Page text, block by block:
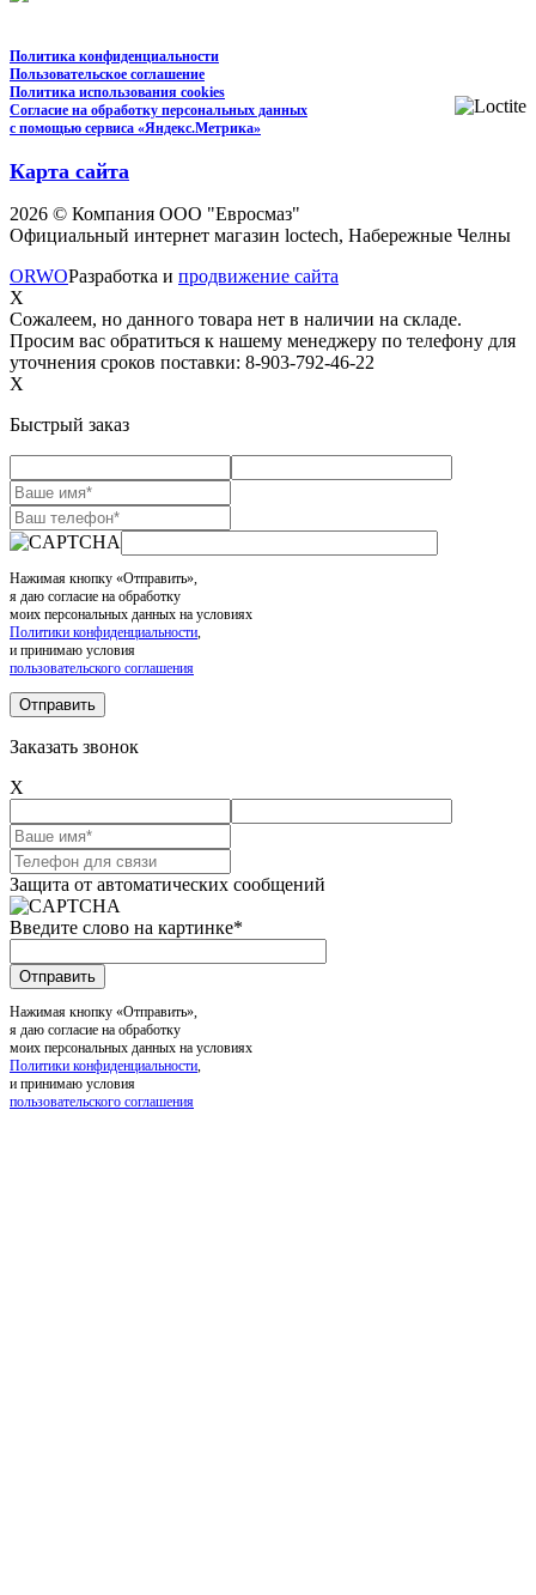
Политика конфиденциальности
Пользовательское соглашение
Политика использования cookies
Согласие на обработку персональных данных
с помощью сервиса «Яндекс.Метрика»
Карта сайта
2026 © Компания ООО "Евросмаз"
Официальный интернет магазин loctech, Набережные Челны
ORWOРазработка и продвижение сайта
X
Сожалеем, но данного товара нет в наличии на складе.
Просим вас обратиться к нашему менеджеру по телефону для
уточнения сроков поставки: 8-903-792-46-22
X
Быстрый заказ
Нажимая кнопку «Отправить»,
я даю согласие на обработку
моих персональных данных на условиях
Политики конфиденциальности,
и принимаю условия
пользовательского соглашения
Заказать звонок
X
Защита от автоматических сообщений
Введите слово на картинке*
Нажимая кнопку «Отправить»,
я даю согласие на обработку
моих персональных данных на условиях
Политики конфиденциальности,
и принимаю условия
пользовательского соглашения